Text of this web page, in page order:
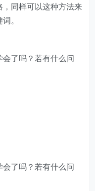
同样可以这种方法来
。
了吗？若有什么问
了吗？若有什么问